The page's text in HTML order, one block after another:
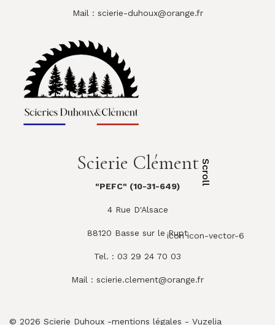
Scroll
icon icon-vector-6
Mail : scierie-duhoux@orange.fr
Scierie Clément
"PEFC" (10-31-649)
4 Rue D'Alsace
88120 Basse sur le Rupt
Tel. : 03 29 24 70 03
Mail : scierie.clement@orange.fr
© 2026 Scierie Duhoux -mentions légales - Vuzelia